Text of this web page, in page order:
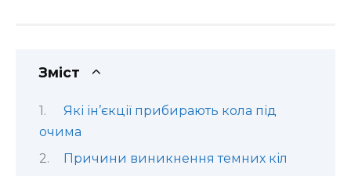
Зміст
Які ін’єкції прибирають кола під
очима
Причини виникнення темних кіл